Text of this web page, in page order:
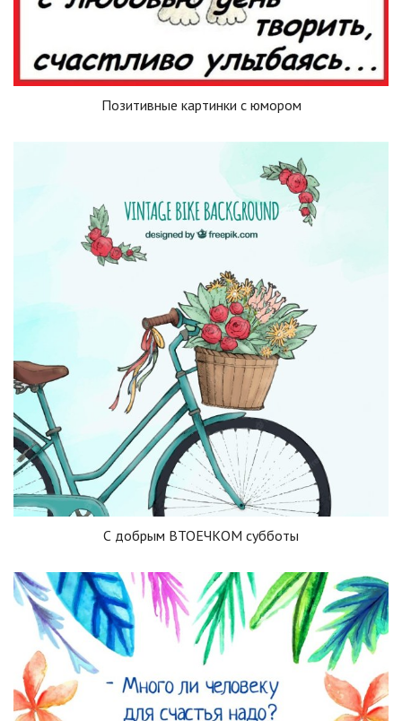
Позитивные картинки с юмором
С добрым ВТОЕЧКОМ субботы